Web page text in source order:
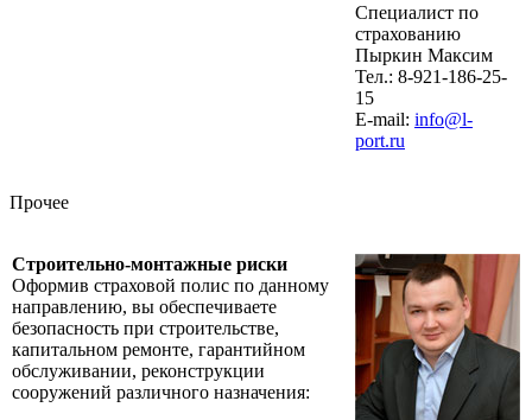
Специалист по
страхованию
Пыркин Максим
Тел.: 8-921-186-25-
15
E-mail: info@l-
port.ru
Прочее
Строительно-монтажные риски
Оформив страховой полис по данному
направлению, вы обеспечиваете
безопасность при строительстве,
капитальном ремонте, гарантийном
обслуживании, реконструкции
сооружений различного назначения: